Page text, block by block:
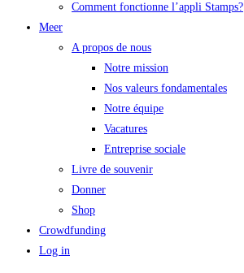
Comment fonctionne l’appli Stamps?
Meer
A propos de nous
Notre mission
Nos valeurs fondamentales
Notre équipe
Vacatures
Entreprise sociale
Livre de souvenir
Donner
Shop
Crowdfunding
Log in